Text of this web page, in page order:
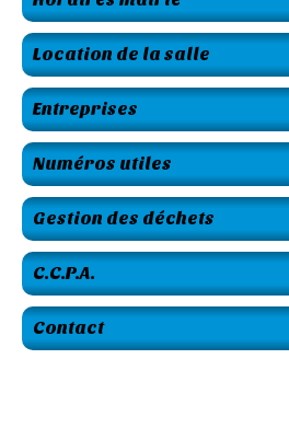
Location de la salle
Entreprises
Numéros utiles
Gestion des déchets
C.C.P.A.
Contact